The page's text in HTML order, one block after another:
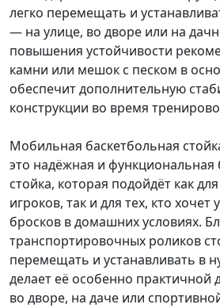
легко перемещать и
— на улице, во дворе или на
повышения устойчивости
камни или мешок с песком в
обеспечит дополнительную
конструкции во время
Мобильная баскетбольная
это надёжная и функциональная
стойка, которая подойдёт как
игроков, так и для тех, кто хочет
бросков в домашних условиях.
транспортировочных роликов
перемещать и устанавливать в
делает её особенно практичной
во дворе, на даче или